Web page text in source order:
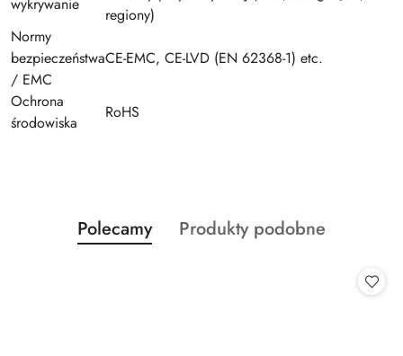
regiony)
Normy
bezpieczeństwa
/ EMC
CE-EMC, CE-LVD (EN 62368-1) etc.
Ochrona
środowiska
RoHS
Pomiń karuzelę produktów
Produkty
o
Polecamy
Produkty
Produkty podobne